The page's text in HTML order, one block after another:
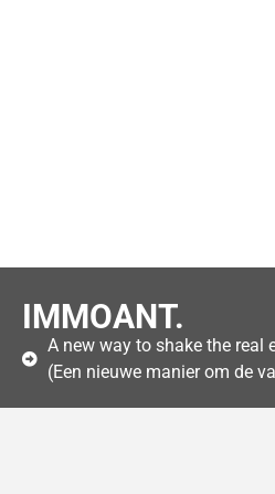
IMMOANT.
A new way to shake the real
(Een nieuwe manier om de